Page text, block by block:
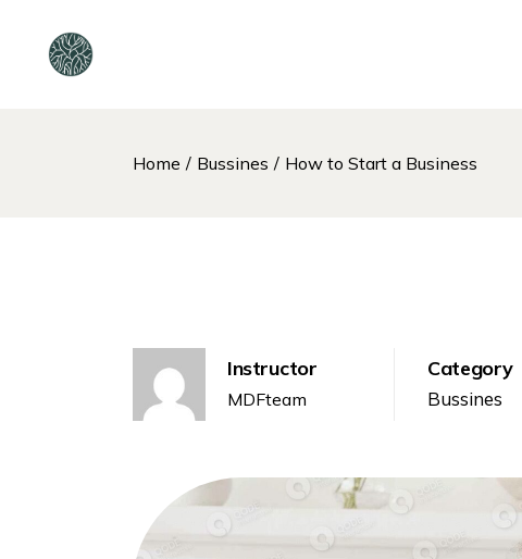
Home Bussines How to Start a Business
Instructor
MDFteam
Category
Bussines